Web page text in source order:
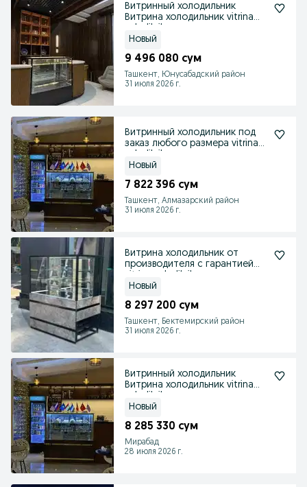
Витринный холодильник
Витрина холодильник vitrina
Новый
9 496 080 сум
Ташкент, Юнусабадский район
31 июля 2026 г.
Витринный холодильник под
заказ любого размера vitrina
Новый
7 822 396 сум
Ташкент, Алмазарский район
31 июля 2026 г.
Витрина холодильник от
производителя с гарантией
Новый
8 297 200 сум
Ташкент, Бектемирский район
31 июля 2026 г.
Витринный холодильник
Витрина холодильник vitrina
Новый
8 285 330 сум
Мирабад
28 июля 2026 г.